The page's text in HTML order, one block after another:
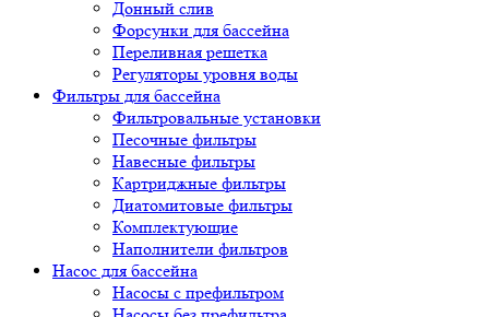
Донный слив
Форсунки для бассейна
Переливная решетка
Регуляторы уровня воды
Фильтры для бассейна
Фильтровальные установки
Песочные фильтры
Навесные фильтры
Картриджные фильтры
Диатомитовые фильтры
Комплектующие
Наполнители фильтров
Насос для бассейна
Насосы с префильтром